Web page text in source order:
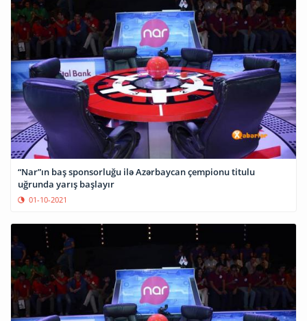
“Nar”ın baş sponsorluğu ilə Azərbaycan çempionu titulu
uğrunda yarış başlayır
01-10-2021